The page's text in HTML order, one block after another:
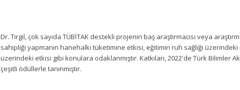
Dr. Tirgil, çok sayıda TÜBİTAK destekli projenin baş araştırmacısı veya
sahipliği yapmanın hanehalkı tüketimine etkisi, eğitimin ruh sağlığı
üzerindeki etkisi gibi konulara odaklanmıştır. Katkıları, 2022'de Türk Bilimler
çeşitli ödüllerle tanınmıştır.